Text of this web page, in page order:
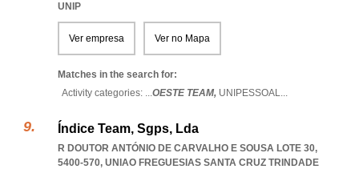
UNIP
Ver empresa Ver no Mapa
Matches in the search for:
Activity categories: ...OESTE TEAM, UNIPESSOAL...
Índice Team, Sgps, Lda
R DOUTOR ANTÓNIO DE CARVALHO E SOUSA LOTE 30,
5400-570, UNIAO FREGUESIAS SANTA CRUZ TRINDADE